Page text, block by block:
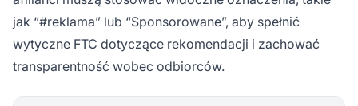
jak “#reklama” lub “Sponsorowane”, aby spełnić
wytyczne FTC dotyczące rekomendacji i zachować
transparentność wobec odbiorców.